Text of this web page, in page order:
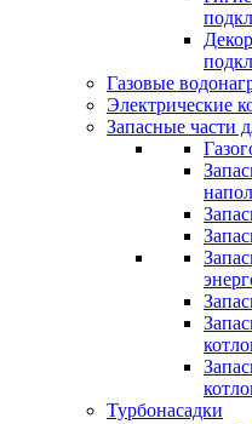
Газовые
Электрические
Запасные части
Турбонасадки